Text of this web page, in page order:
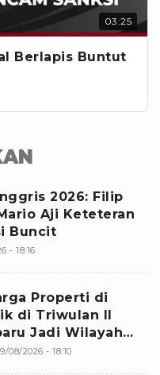
03:25
Berlapis Buntut
2026: Filip
Aji Keteteran
Buncit
- 18:16
Properti di
di Triwulan II
Jadi Wilayah
9/08/2026 - 18:10